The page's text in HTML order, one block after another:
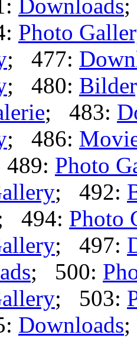
Downloads
Photo
; 477:
; 480:
; 483:
; 486:
Photo
; 492:
494: Photo
; 497:
; 500:
; 503:
Downloads